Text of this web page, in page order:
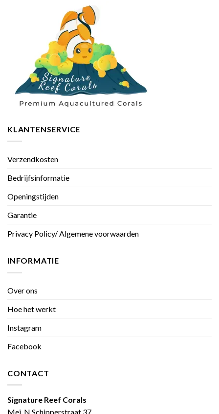
KLANTENSERVICE
Verzendkosten
Bedrijfsinformatie
Openingstijden
Garantie
Privacy Policy/ Algemene voorwaarden
INFORMATIE
Over ons
Hoe het werkt
Instagram
Facebook
CONTACT
Signature Reef Corals
Mej. N Schipperstraat 37,